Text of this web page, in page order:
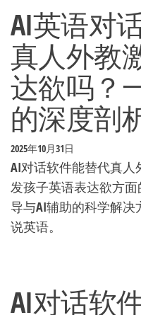
AI英语对
真人外教
达欲吗？
的深度剖
2025年10月31日
AI对话软件能替代真
发孩子英语表达欲方
导与AI辅助的科学解
说英语。
AI对话软